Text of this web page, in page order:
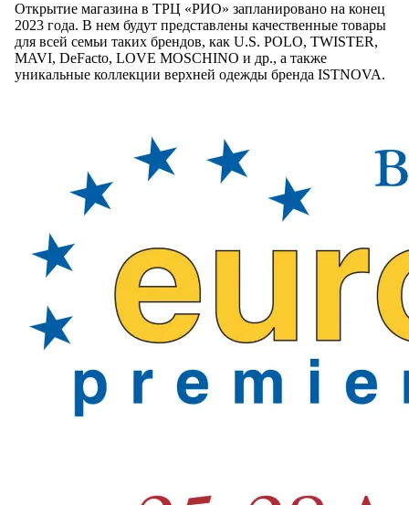
Открытие магазина в ТРЦ «РИО» запланировано на конец
2023 года. В нем будут представлены качественные товары
для всей семьи таких брендов, как U.S. POLO, TWISTER,
MAVI, DeFacto, LOVE MOSCHINO и др., а также
уникальные коллекции верхней одежды бренда ISTNOVA.